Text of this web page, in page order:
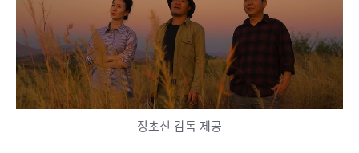
정초신 감독 제공